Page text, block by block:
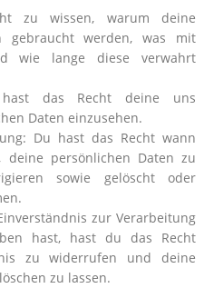
zu wissen, warum deine
gebraucht werden, was mit
wie lange diese verwahrt
das Recht deine uns
Daten einzusehen.
Du hast das Recht wann
deine persönlichen Daten zu
sowie gelöscht oder
zur Verarbeitung
hast, hast du das Recht
zu widerrufen und deine
zu lassen.